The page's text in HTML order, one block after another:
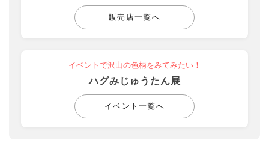
販売店一覧へ
イベントで沢山の色柄をみてみたい！
ハグみじゅうたん展
イベント一覧へ